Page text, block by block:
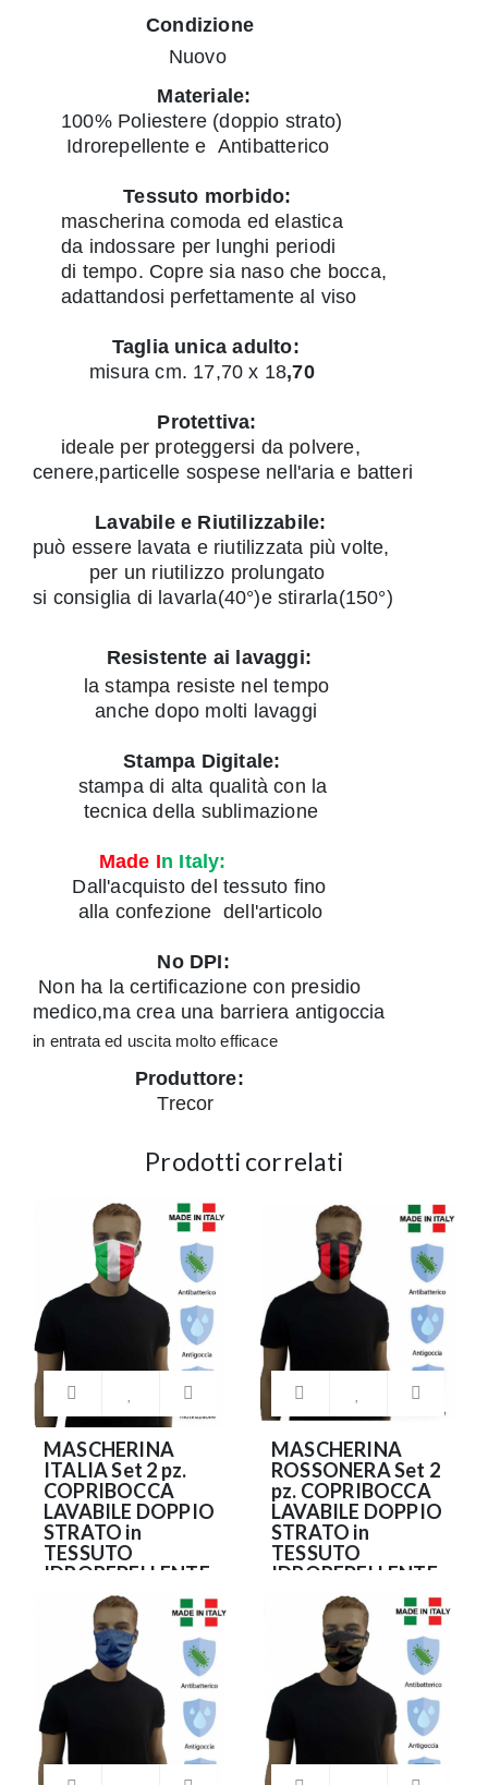
Condizione
Nuovo
Materiale:
100% Poliestere (doppio strato)
Idrorepellente e Antibatterico
Tessuto morbido:
mascherina comoda ed elastica
da indossare per lunghi periodi
di tempo. Copre sia naso che bocca,
adattandosi perfettamente al viso
Taglia unica adulto:
misura cm. 17,70 x 18,70
Protettiva:
ideale per proteggersi da polvere,
cenere,particelle sospese nell'aria e batteri
Lavabile e Riutilizzabile:
può essere lavata e riutilizzata più volte,
per un riutilizzo prolungato
si consiglia di lavarla(40°)e stirarla(150°)
Resistente ai lavaggi:
la stampa resiste nel tempo
anche dopo molti lavaggi
Stampa Digitale:
stampa di alta qualità con la
tecnica della sublimazione
Made In Italy:
Dall'acquisto del tessuto fino
alla confezione dell'articolo
No DPI:
Non ha la certificazione con presidio
medico,ma crea una barriera antigoccia
in entrata ed uscita molto efficace
Produttore:
Trecor
Prodotti correlati
MASCHERINA
ITALIA Set 2 pz.
COPRIBOCCA
LAVABILE DOPPIO
STRATO in
TESSUTO
IDROREPELLENTE
ANTIBATTERICO
(NO DPI)
9.90€
MASCHERINA
ROSSONERA Set 2
pz. COPRIBOCCA
LAVABILE DOPPIO
STRATO in
TESSUTO
IDROREPELLENTE
ANTIBATTERICO
(NO DPI)
9.90€